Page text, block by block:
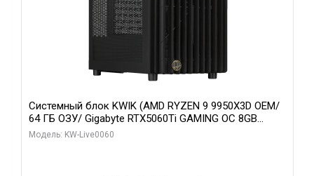
Системный блок KWIK (AMD RYZEN 9 9950X3D OEM/
64 ГБ ОЗУ/ Gigabyte RTX5060Ti GAMING OC 8GB
GDDR7 128bit 3xDP H/ 1 ТБ SSD)
Модель: KW-Live0060